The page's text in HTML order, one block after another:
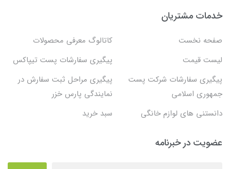
خدمات مشتریان
صفحه نخست
کاتالوگ معرفی محصولات
لیست قیمت
پیگیری سفارشات پست تیپاکس
پیگیری سفارشات شرکت پست
جمهوری اسلامی
پیگیری مراحل ثبت سفارش در
نمایندگی پارس خزر
دانستنی های لوازم خانگی
سبد خرید
عضویت در خبرنامه